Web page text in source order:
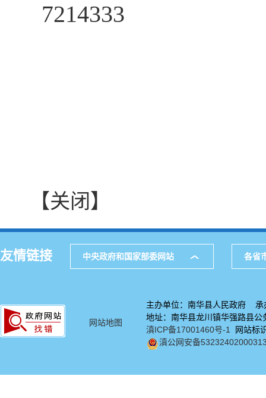
7214333
【关闭】
友情链接 中央政府和国家部委网站 各省
网站地图
主办单位：南华县人民政府 承
地址：南华县龙川镇华强路
滇ICP备17001460号-1
网站标
滇公网安备